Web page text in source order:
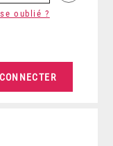
oublié ?